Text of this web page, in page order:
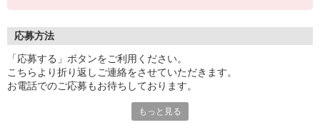
応募方法
「応募する」ボタンをご利用ください。
こちらより折り返しご連絡をさせていただきます。
お電話でのご応募もお待ちしております。
※現地での面談対応も可能です。もっと見る